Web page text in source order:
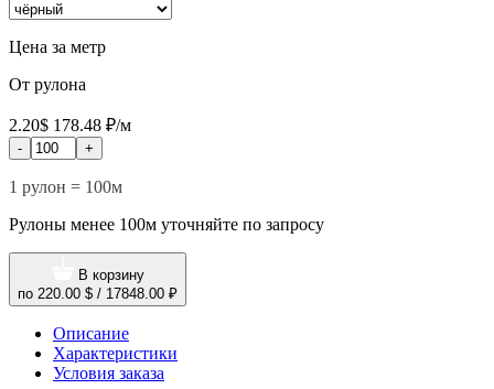
Цена за метр
От рулона
2.20$ 178.48 ₽/м
- +
1 рулон = 100м
Рулоны менее 100м уточняйте по запросу
В корзину
по 220.00 $ / 17848.00 ₽
Описание
Характеристики
Условия заказа